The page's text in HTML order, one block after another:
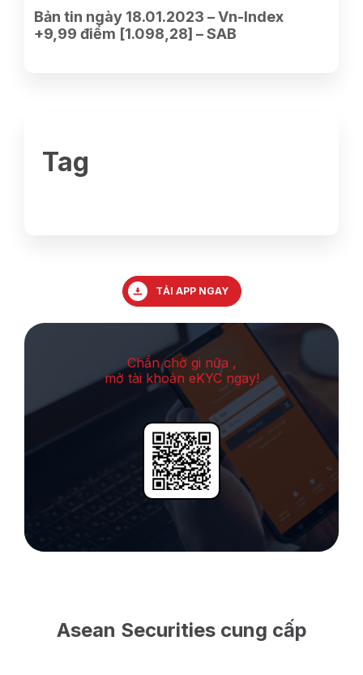
Bản tin ngày 18.01.2023 – Vn-Index
+9,99 điểm [1.098,28] – SAB
Tag
TẢI APP NGAY
Chần chờ gi nữa ,
mở tài khoản eKYC ngay!
Asean Securities cung cấp